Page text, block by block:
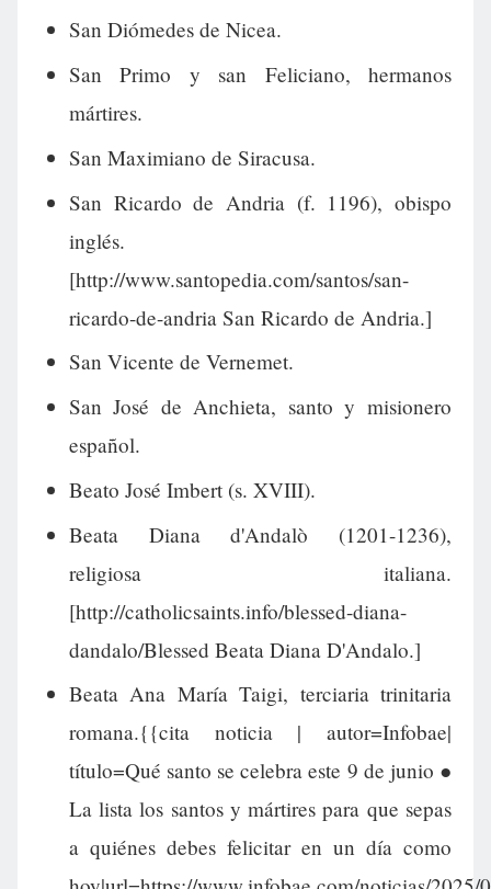
San Diómedes de Nicea.
San Primo y san Feliciano, hermanos
mártires.
San Maximiano de Siracusa.
San Ricardo de Andria (f. 1196), obispo
inglés.
[http://www.santopedia.com/santos/san-
ricardo-de-andria San Ricardo de Andria.]
San Vicente de Vernemet.
San José de Anchieta, santo y misionero
español.
Beato José Imbert (s. XVIII).
Beata Diana d'Andalò (1201-1236),
religiosa italiana.
[http://catholicsaints.info/blessed-diana-
dandalo/Blessed Beata Diana D'Andalo.]
Beata Ana María Taigi, terciaria trinitaria
romana.{{cita noticia | autor=Infobae|
título=Qué santo se celebra este 9 de junio ●
La lista los santos y mártires para que sepas
a quiénes debes felicitar en un día como